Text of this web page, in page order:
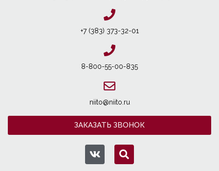
+7 (383) 373-32-01
8-800-55-00-835
niito@niito.ru
ЗАКАЗАТЬ ЗВОНОК